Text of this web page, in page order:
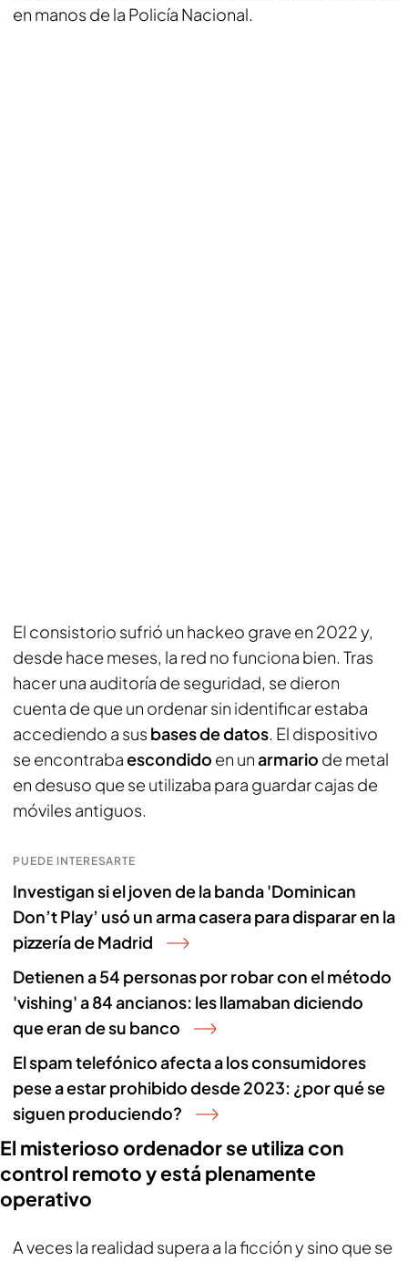
en manos de la Policía Nacional.
El consistorio sufrió un hackeo grave en 2022 y,
desde hace meses, la red no funciona bien. Tras
hacer una auditoría de seguridad, se dieron
cuenta de que un ordenar sin identificar estaba
accediendo a sus bases de datos. El dispositivo
se encontrabaescondido en unarmario de metal
en desuso que se utilizaba para guardar cajas de
móviles antiguos.
PUEDE INTERESARTE
Investigan si el joven de la banda 'Dominican
Don’t Play’ usó un arma casera para disparar en la
pizzería de Madrid
Detienen a 54 personas por robar con el método
'vishing' a 84 ancianos: les llamaban diciendo
que eran de su banco
El spam telefónico afecta a los consumidores
pese a estar prohibido desde 2023: ¿por qué se
siguen produciendo?
El misterioso ordenador se utiliza con
control remoto y está plenamente
operativo
A veces la realidad supera a la ficción y sino que se